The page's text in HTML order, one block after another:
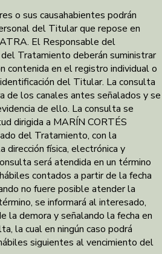
o sus causahabientes podrán
del Titular que repose en
El Responsable del
Tratamiento deberán suministrar
contenida en el registro individual o
del Titular. La consulta
de los canales antes señalados y se
de ello. La consulta se
dirigida a MARÍN CORTÉS
del Tratamiento, con la
dirección física, electrónica y
será atendida en un término
contados a partir de la fecha
no fuere posible atender la
se informará al interesado,
la demora y señalando la fecha en
la cual en ningún caso podrá
siguientes al vencimiento del